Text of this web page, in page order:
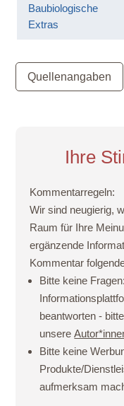
Baubiologische
Extras
Quellenangaben
Ihre
Kommentarregeln:
Wir sind neugierig,
Raum für Ihre
ergänzende
Kommentar
Bitte keine Fragen:
beantworten -
unsere
Bitte keine
Produkte/
aufmerksam